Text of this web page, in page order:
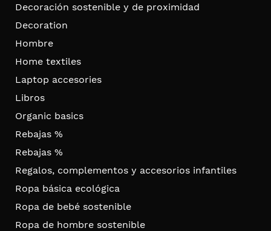
Decoración sostenible y de proximidad
Decoration
Hombre
Home textiles
Laptop accesories
Libros
Organic basics
Rebajas %
Rebajas %
Regalos, complementos y accesorios infantiles
Ropa básica ecológica
Ropa de bebé sostenible
Ropa de hombre sostenible